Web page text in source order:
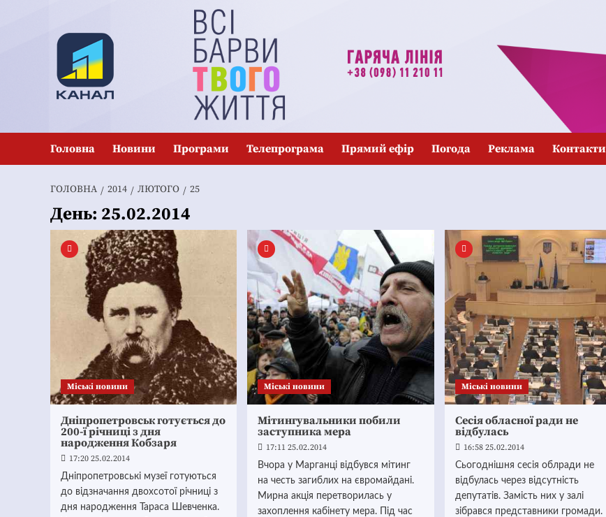
Головна Новини Програми Телепрограма Прямий ефір Погода Реклама Контакти
ГОЛОВНА 2014 ЛЮТОГО 25
День: 25.02.2014
Mіські новини
Дніпропетровськ готується до
200-ї річниці з дня
народження Кобзаря
17:20 25.02.2014
Дніпропетровські музеї готуються
до відзначання двохсотої річниці з
дня народження Тараса Шевченка.
Mіські новини
Мітингувальники побили
заступника мера
17:11 25.02.2014
Вчора у Марганці відбувся мітинг
на честь загиблих на євромайдані.
Мирна акція перетворилась у
захоплення кабінету мера. Під час
Mіські новини
Сесія обласної ради не
відбулась
16:58 25.02.2014
Сьогоднішня сесія облради не
відбулась через відсутність
депутатів. Замість них у залі
зібрався представники громади.